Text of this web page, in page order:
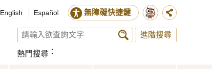
English Español 無障礙快捷鍵
進階搜尋
熱門搜尋